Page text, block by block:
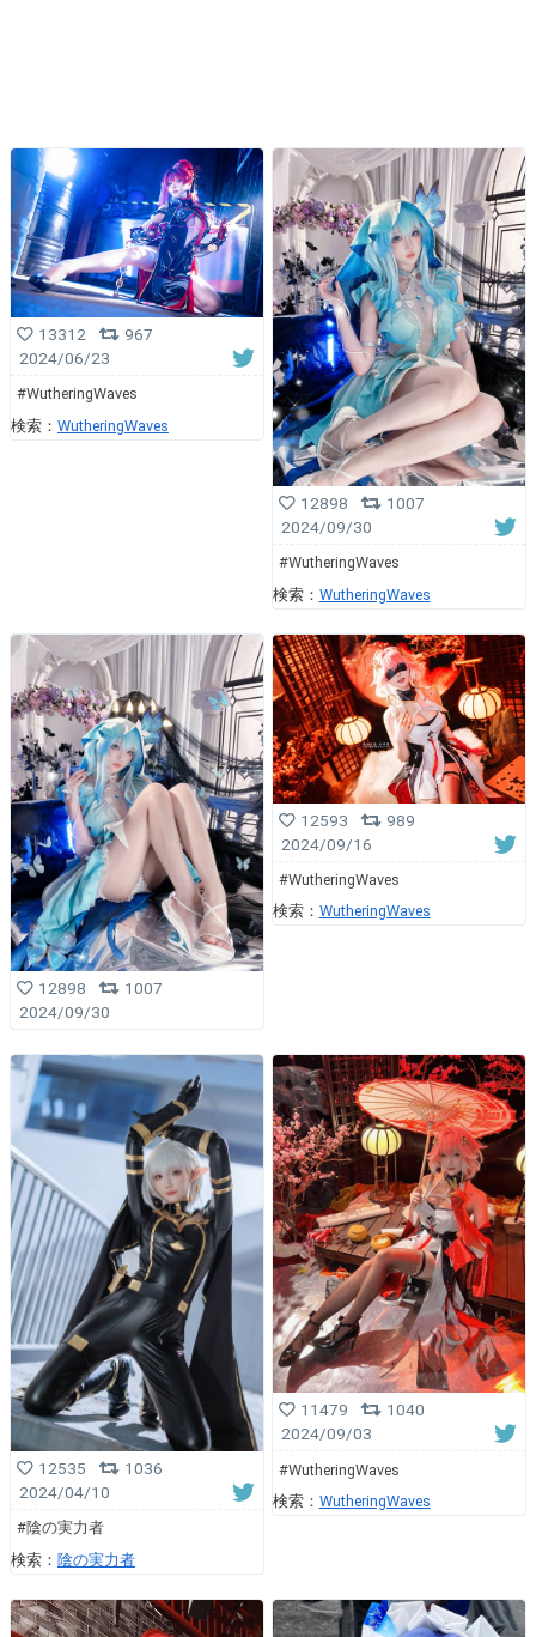
13312
967
2024/06/23
#WutheringWaves
検索： WutheringWaves
12898
1007
2024/09/30
#WutheringWaves
検索： WutheringWaves
12898
1007
2024/09/30
12593
989
2024/09/16
#WutheringWaves
検索： WutheringWaves
12535
1036
2024/04/10
#陰の実力者
検索： 陰の実力者
11479
1040
2024/09/03
#WutheringWaves
検索： WutheringWaves